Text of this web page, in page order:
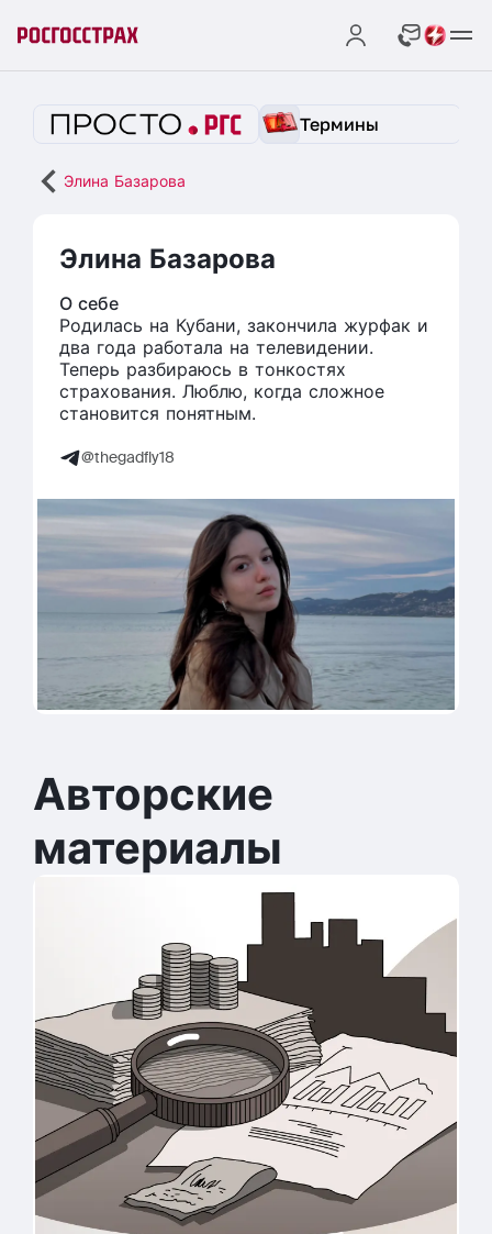
Термины
Элина Базарова
Элина Базарова
О себе
Родилась на Кубани, закончила журфак и
два года работала на телевидении.
Теперь разбираюсь в тонкостях
страхования. Люблю, когда сложное
становится понятным.
@thegadfly18
Авторские
материалы